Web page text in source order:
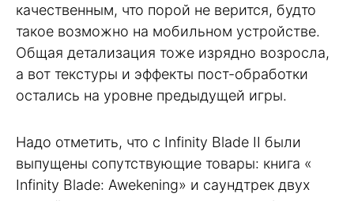
качественным, что порой не верится, будто
такое возможно на мобильном устройстве.
Общая детализация тоже изрядно возросла,
а вот текстуры и эффекты пост-обработки
остались на уровне предыдущей игры.
Надо отметить, что с Infinity Blade II были
выпущены сопутствующие товары: книга «
Infinity Blade: Awekening» и саундтрек двух